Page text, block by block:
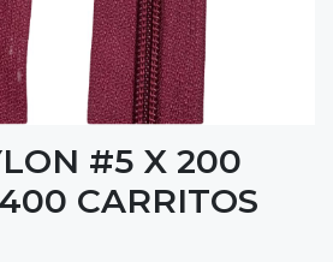
#5 X 200
CARRITOS